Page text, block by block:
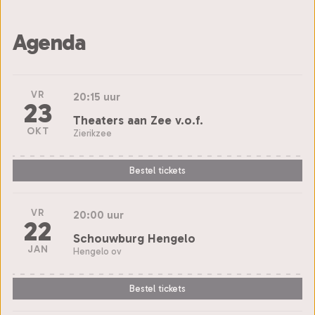
Agenda
VR
23
OKT
20:15 uur
Theaters aan Zee v.o.f.
Zierikzee
Bestel tickets
VR
22
JAN
20:00 uur
Schouwburg Hengelo
Hengelo ov
Bestel tickets